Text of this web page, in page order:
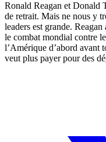
Ronald Reagan et Donald
de retrait. Mais ne nous y
leaders est grande.
le combat mondial contre
l’Amérique d’abord avant
veut plus payer pour des